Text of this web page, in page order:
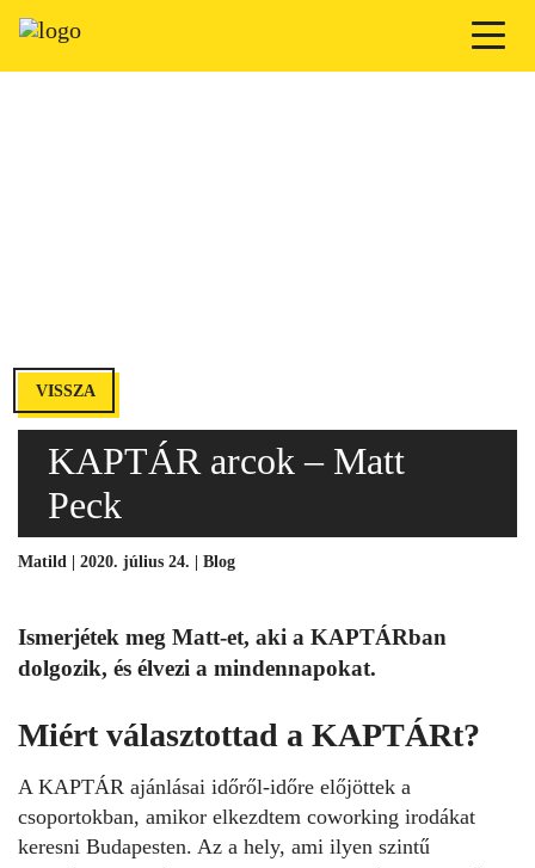
VISSZA
KAPTÁR arcok – Matt
Peck
Matild | 2020. július 24. | Blog
Ismerjétek meg Matt-et, aki a KAPTÁRban
dolgozik, és élvezi a mindennapokat.
Miért választottad a KAPTÁRt?
A KAPTÁR ajánlásai időről-időre előjöttek a
csoportokban, amikor elkezdtem coworking irodákat
keresni Budapesten. Az a hely, ami ilyen szintű